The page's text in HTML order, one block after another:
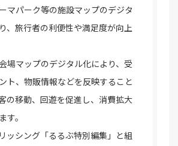
マパーク等の施設マップのデジタ
、旅行者の利便性や満足度が向上
場マップのデジタル化により、受
ト、物販情報などを反映すること
の移動、回遊を促進し、消費拡大
す。
ッシング「るるぶ特別編集」と組